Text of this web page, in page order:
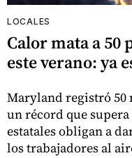
LOCALES
Calor mata a 50
este verano: ya
Maryland registró 50
un récord que supera
estatales obligan a
los trabajadores al